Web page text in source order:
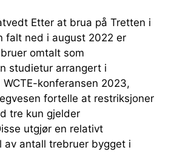
Etter at brua på Tretten i
falt ned i august 2022 er
omtalt som
studietur arrangert i
konferansen 2023,
fortelle at restriksjoner
tre kun gjelder
utgjør en relativt
av antall trebruer bygget i